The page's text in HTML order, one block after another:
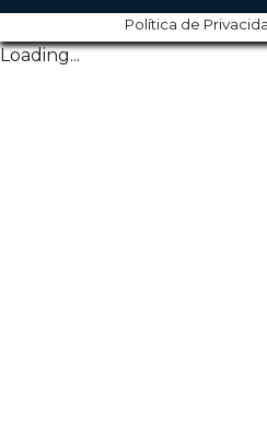
Política de
Loading...